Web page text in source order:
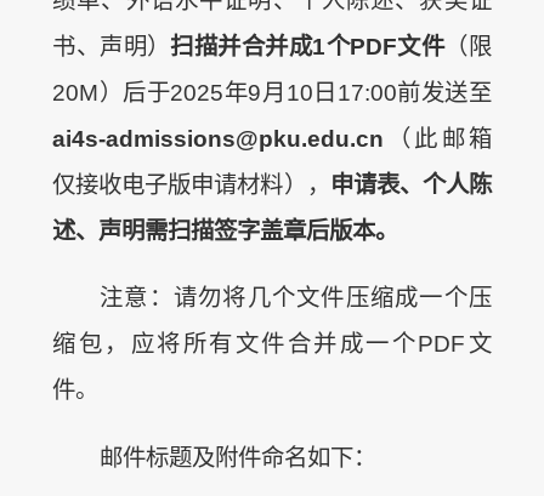
书、声明）扫描并合并成1个PDF文件（限
20M）后于2025年9月10日17:00前发送至
ai4s-admissions@pku.edu.cn （此邮箱
仅接收电子版申请材料），
申请表、个人陈
述、声明需扫描签字盖章后版本。
注意：请勿将几个文件压缩成一个压
缩包，应将所有文件合并成一个PDF文
件。
邮件标题及附件命名如下：